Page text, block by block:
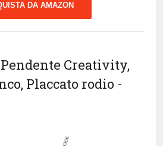
DA AMAZON
Creativity,
Placcato rodio -